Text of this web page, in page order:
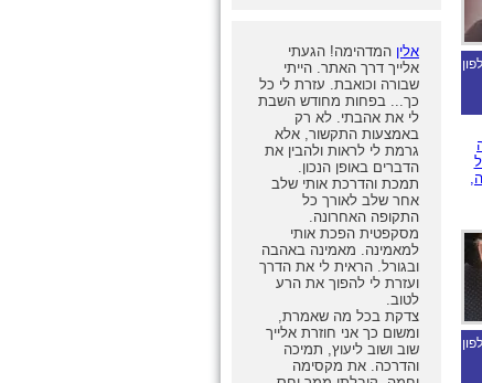
אלין המדהימה! הגעתי
אלייך דרך האתר. הייתי
שבורה וכואבת. עזרת לי כל
כך... בפחות מחודש השבת
לי את אהבתי. לא רק
באמצעות התקשור, אלא
גרמת לי לראות ולהבין את
הדברים באופן הנכון.
תמכת והדרכת אותי שלב
אחר שלב לאורך כל
התקופה האחרונה.
מסקפטית הפכת אותי
למאמינה. מאמינה באהבה
ובגורל. הראית לי את הדרך
ועזרת לי להפוך את הרע
לטוב.
צדקת בכל מה שאמרת,
ומשום כך אני חוזרת אלייך
שוב ושוב ליעוץ, תמיכה
והדרכה. את מקסימה